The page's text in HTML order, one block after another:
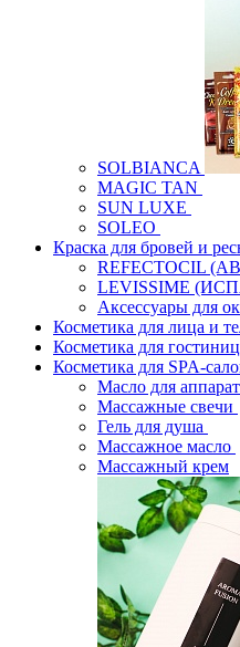
SOLBIANCA
MAGIC TAN
SUN LUXE
SOLEO
Краска для бровей и
REFECTOCIL
LEVISSIME
Аксессуары для
Косметика для лица и
Косметика для гостиниц
Косметика для SPA-
Масло для
Массажные свечи
Гель для душа
Массажное масло
Массажный крем